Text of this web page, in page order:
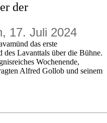
der
17. Juli 2024
das erste
des Lavanttals über die Bühne.
Wochenende,
Alfred Gollob und seinem